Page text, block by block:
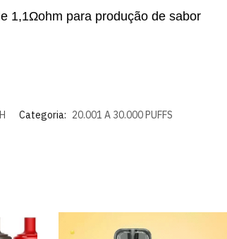
1,1Ωohm para produção de sabor
Categoria: 20.001 A 30.000 PUFFS